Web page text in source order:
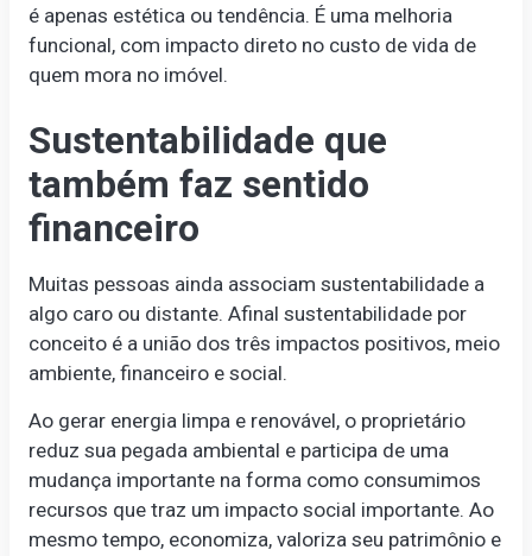
é apenas estética ou tendência. É uma melhoria
funcional, com impacto direto no custo de vida de
quem mora no imóvel.
Sustentabilidade que
também faz sentido
financeiro
Muitas pessoas ainda associam sustentabilidade a
algo caro ou distante. Afinal sustentabilidade por
conceito é a união dos três impactos positivos, meio
ambiente, financeiro e social.
Ao gerar energia limpa e renovável, o proprietário
reduz sua pegada ambiental e participa de uma
mudança importante na forma como consumimos
recursos que traz um impacto social importante. Ao
mesmo tempo, economiza, valoriza seu patrimônio e